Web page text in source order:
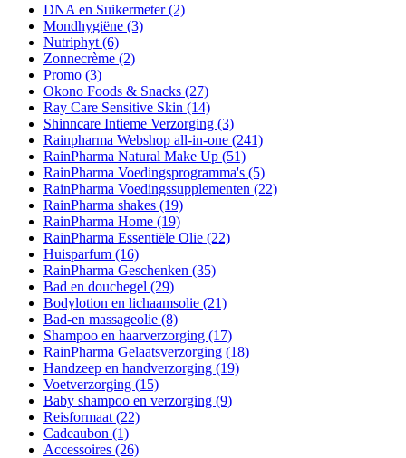
DNA en Suikermeter(2)
Mondhygiëne (3)
Nutriphyt (6)
Zonnecrème (2)
Promo (3)
Okono Foods & Snacks (27)
Ray Care Sensitive Skin (14)
Shinncare Intieme Verzorging (3)
Rainpharma Webshop all-in-one (241)
RainPharma Natural Make Up (51)
RainPharma Voedingsprogramma's (5)
RainPharma Voedingssupplementen (22)
RainPharma shakes (19)
RainPharma Home (19)
RainPharma Essentiële Olie (22)
Huisparfum (16)
RainPharma Geschenken (35)
Bad en douchegel (29)
Bodylotion en lichaamsolie (21)
Bad-en massageolie (8)
Shampoo en haarverzorging (17)
RainPharma Gelaatsverzorging (18)
Handzeep en handverzorging (19)
Voetverzorging (15)
Baby shampoo en verzorging (9)
Reisformaat (22)
Cadeaubon (1)
Accessoires (26)